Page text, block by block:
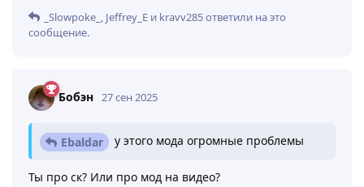
_Slowpoke_ , Jeffrey_E и kravv285ответили на это
сообщение.
Бобэн 27 сен 2025
Ebaldar у этого мода огромные проблемы
Ты про ск? Или про мод на видео?